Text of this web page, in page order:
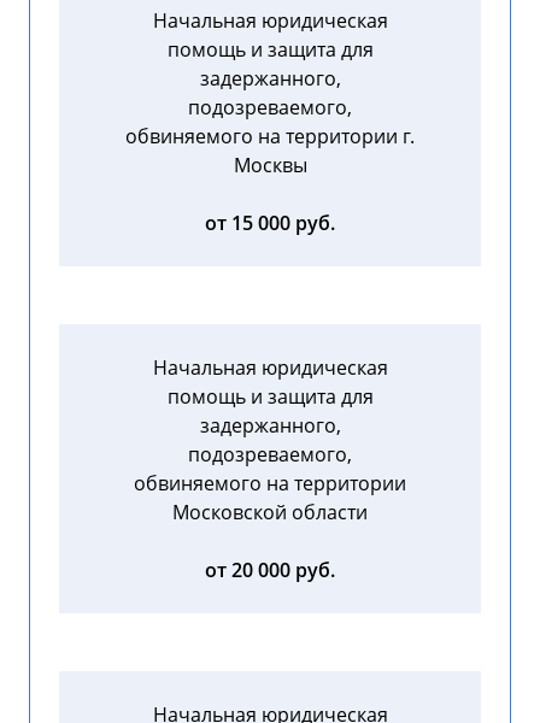
Начальная юридическая
помощь и защита для
задержанного,
подозреваемого,
обвиняемого на территории г.
Москвы
от 15 000 руб.
Начальная юридическая
помощь и защита для
задержанного,
подозреваемого,
обвиняемого на территории
Московской области
от 20 000 руб.
Начальная юридическая